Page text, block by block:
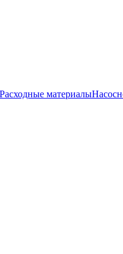
Расходные материалы